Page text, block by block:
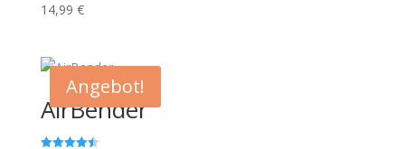
14,99 €
Angebot!
AirBender